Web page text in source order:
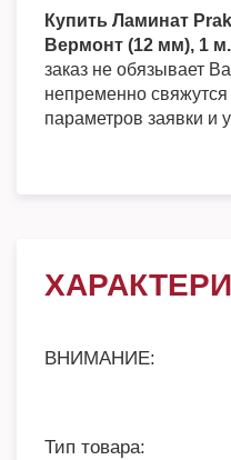
Купить Ламинат
Вермонт (12 мм), 1
заказ не обязывает
непременно
параметров заявки и
ВНИМАНИЕ:
Тип товара: